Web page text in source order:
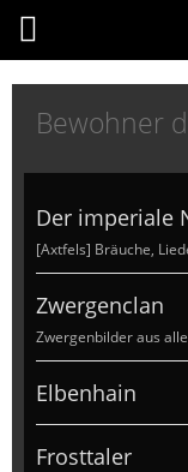
Bewohner
[Axtfels] Bräuche,
Zwergenclan
Zwergenbilder aus
Elbenhain
Frosttaler